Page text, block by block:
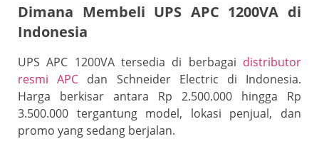
Dimana Membeli UPS APC 1200VA di
Indonesia
UPS APC 1200VA tersedia di berbagai distributor
resmi APC dan Schneider Electric di Indonesia.
Harga berkisar antara Rp 2.500.000 hingga Rp
3.500.000 tergantung model, lokasi penjual, dan
promo yang sedang berjalan.